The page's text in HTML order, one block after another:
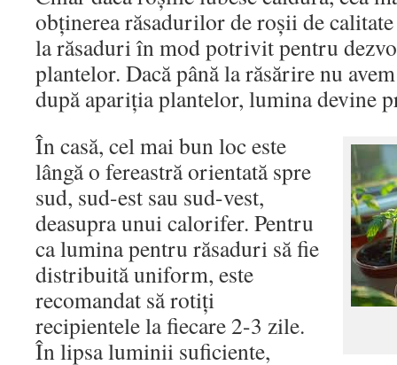
obținerea răsadurilor de roșii de
la răsaduri în mod potrivit pentru
plantelor. Dacă până la răsărire nu
după apariția plantelor, lumina devine
În casă, cel mai bun loc este
lângă o fereastră orientată spre
sud, sud-est sau sud-vest,
deasupra unui calorifer. Pentru
ca lumina pentru răsaduri să fie
distribuită uniform, este
recomandat să rotiți
recipientele la fiecare 2-3 zile.
În lipsa luminii suficiente,